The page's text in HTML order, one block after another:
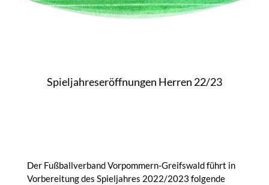
Spieljahreseröffnungen Herren 22/23
Der Fußballverband Vorpommern-Greifswald führt in
Vorbereitung des Spieljahres 2022/2023 folgende